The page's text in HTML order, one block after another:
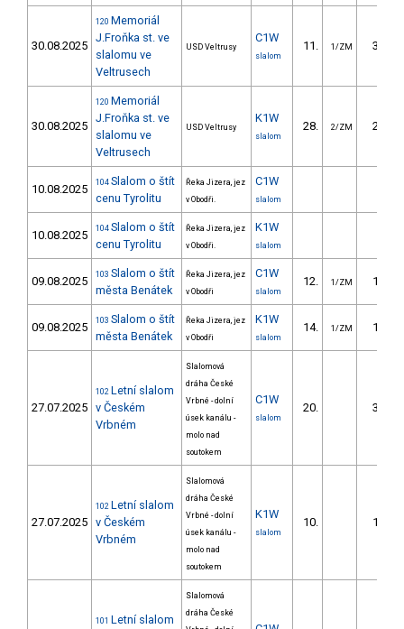
30.08.2025
120 Memoriál
J.Froňka st. ve
slalomu ve
Veltrusech
USD Veltrusy
C1W
slalom
11. 1/ZM 35.81
30.08.2025
120 Memoriál
J.Froňka st. ve
slalomu ve
Veltrusech
USD Veltrusy
K1W
slalom
28. 2/ZM 29.33
10.08.2025 104 Slalom o štít
cenu Tyrolitu
Řeka Jizera, jez
v Obodři.
C1W
slalom
10.08.2025 104 Slalom o štít
cenu Tyrolitu
Řeka Jizera, jez
v Obodři.
K1W
slalom
09.08.2025 103 Slalom o štít
města Benátek
Řeka Jizera, jez
v Obodři
C1W
slalom
12. 1/ZM 12.95
09.08.2025 103 Slalom o štít
města Benátek
Řeka Jizera, jez
v Obodři
K1W
slalom
14. 1/ZM 16.88
27.07.2025
102 Letní slalom
v Českém
Vrbném
Slalomová
dráha České
Vrbné - dolní
úsek kanálu -
molo nad
soutokem
C1W
slalom
20. 31.53
27.07.2025
102 Letní slalom
v Českém
Vrbném
Slalomová
dráha České
Vrbné - dolní
úsek kanálu -
molo nad
soutokem
K1W
slalom
10. 14.84
101 Letní slalom
Slalomová
dráha České